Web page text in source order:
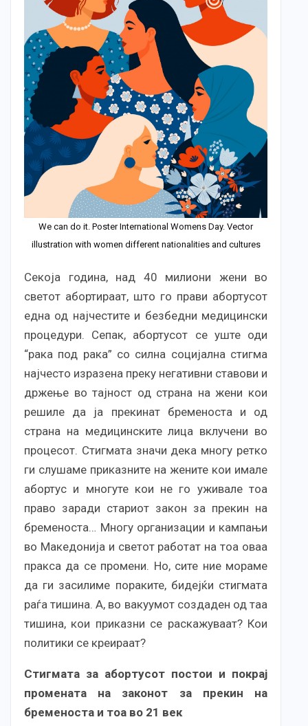
We can do it. Poster International Womens Day. Vector
illustration with women different nationalities and cultures
Секоја година, над 40 милиони жени во
светот абортираат, што го прави абортусот
една од најчестите и безбедни медицински
процедури. Сепак, абортусот се уште оди
“рака под рака” со силна социјална стигма
најчесто изразена преку негативни ставови и
држење во тајност од страна на жени кои
решиле да ја прекинат бременоста и од
страна на медицинските лица вклучени во
процесот. Стигмата значи дека многу ретко
ги слушаме приказните на жените кои имале
абортус и многуте кои не го уживале тоа
право заради стариот закон за прекин на
бременоста… Многу организации и кампањи
во Македонија и светот работат на тоа оваа
пракса да се промени. Но, сите ние мораме
да ги засилиме пораките, бидејќи стигмата
раѓа тишина. А, во вакуумот создаден од таа
тишина, кои приказни се раскажуваат? Кои
политики се креираат?
Стигмата за абортусот постои и покрај
промената на законот за прекин на
бременоста и тоа во 21 век